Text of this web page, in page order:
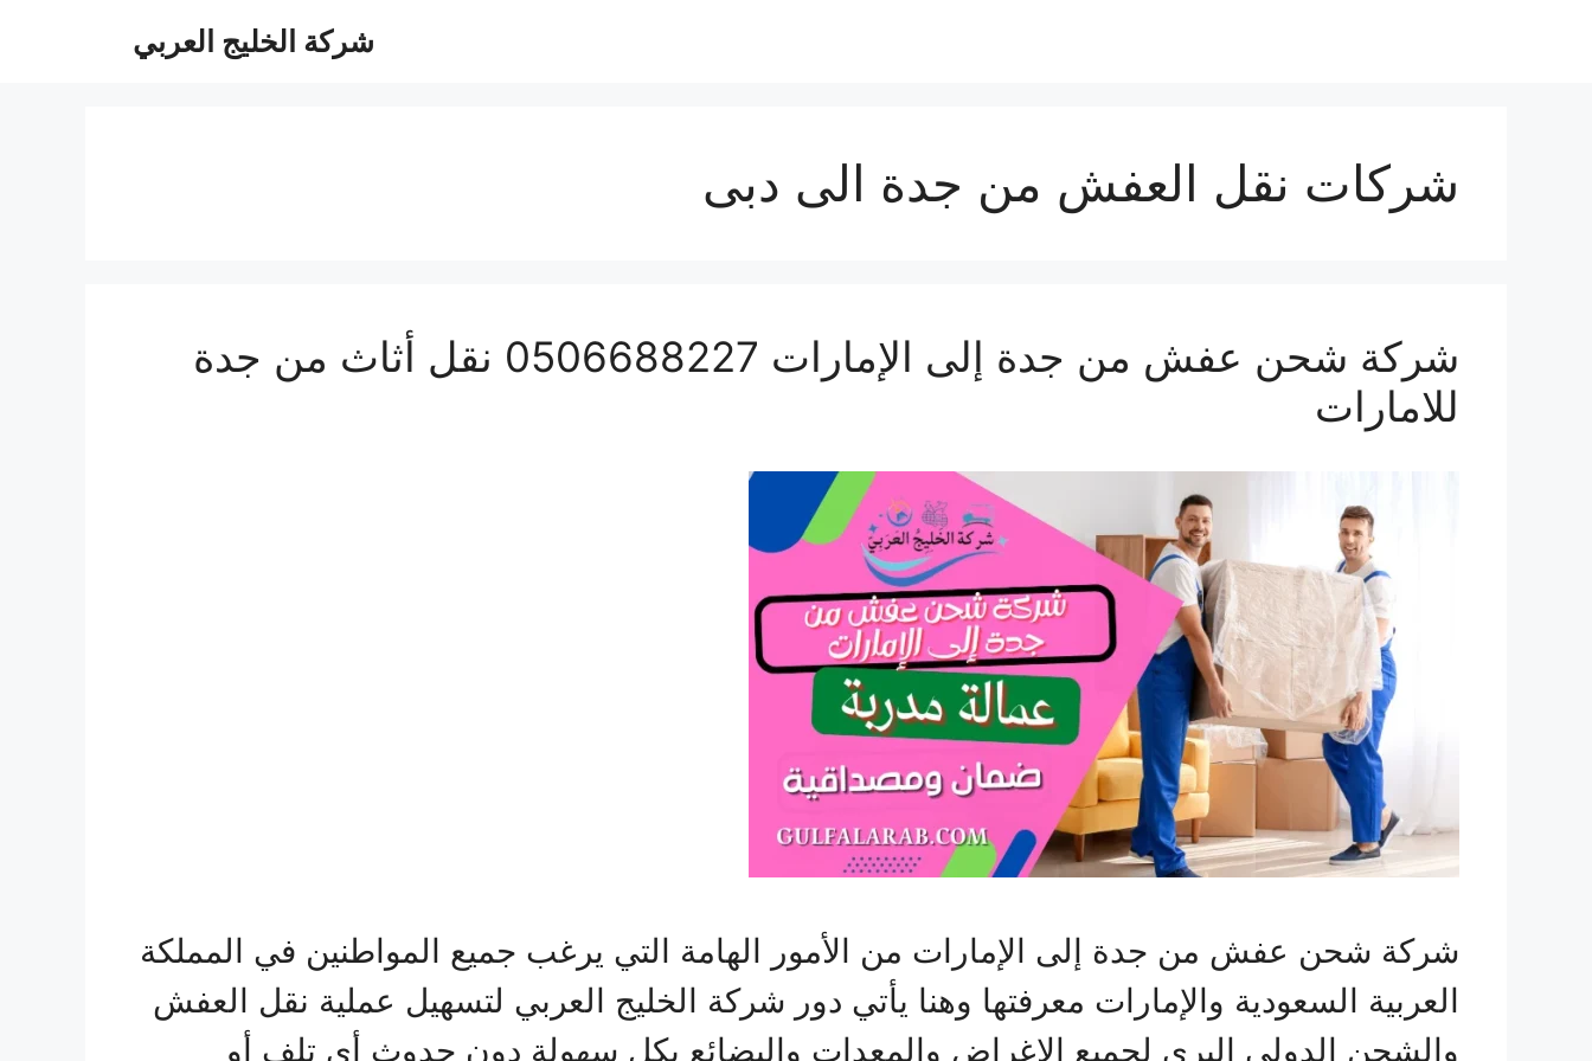
شركة الخليج العربي
شركات نقل العفش من جدة الى دبى
شركة شحن عفش من جدة إلى الإمارات 0506688227 نقل أثاث من جدة
للامارات
شركة شحن عفش من جدة إلى الإمارات من الأمور الهامة التي يرغب جميع المواطنين في المملكة
العربية السعودية والإمارات معرفتها وهنا يأتي دور شركة الخليج العربي لتسهيل عملية نقل العفش
والشحن الدولي البري لجميع الاغراض والمعدات والبضائع بكل سهولة دون حدوث أي تلف أو